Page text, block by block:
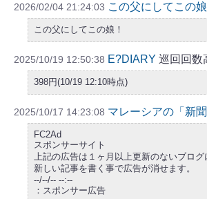
2026/02/04 21:24:03 この父にしてこの娘
この父にしてこの娘！
2025/10/19 12:50:38 E?DIARY 巡回回数
398円(10/19 12:10時点)
2025/10/17 14:23:08 マレーシアの「新
FC2Ad
スポンサーサイト
上記の広告は１ヶ月以上更新のないブログ
新しい記事を書く事で広告が消せます。
--/--/-- --:--
：スポンサー広告